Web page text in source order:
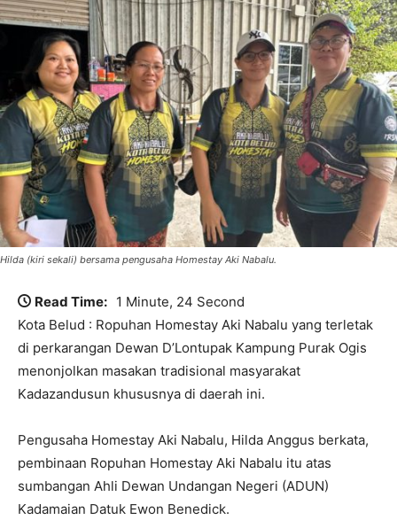
Hilda (kiri sekali) bersama pengusaha Homestay Aki Nabalu.
Read Time: 1 Minute, 24 Second
Kota Belud : Ropuhan Homestay Aki Nabalu yang terletak
di perkarangan Dewan D’Lontupak Kampung Purak Ogis
menonjolkan masakan tradisional masyarakat
Kadazandusun khususnya di daerah ini.
Pengusaha Homestay Aki Nabalu, Hilda Anggus berkata,
pembinaan Ropuhan Homestay Aki Nabalu itu atas
sumbangan Ahli Dewan Undangan Negeri (ADUN)
Kadamaian Datuk Ewon Benedick.